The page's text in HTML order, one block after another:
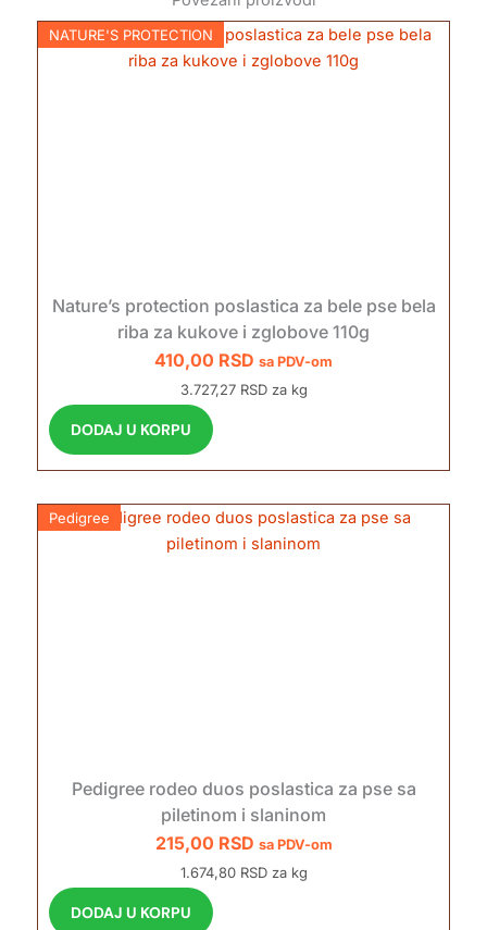
NATURE'S PROTECTION
Nature’s protection poslastica za bele pse bela
riba za kukove i zglobove 110g
410,00 RSD sa PDV-om
3.727,27 RSD za kg
DODAJ U KORPU
Pedigree
Pedigree rodeo duos poslastica za pse sa
piletinom i slaninom
215,00 RSD sa PDV-om
1.674,80 RSD za kg
DODAJ U KORPU